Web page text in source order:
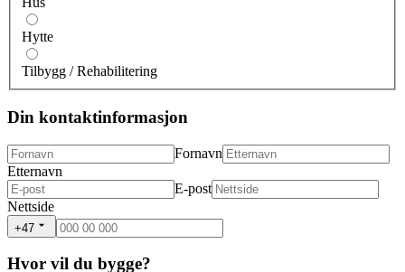
Hytte
Tilbygg / Rehabilitering
Din kontaktinformasjon
Fornavn
Etternavn
E-post
Nettside
+47
Hvor vil du bygge?